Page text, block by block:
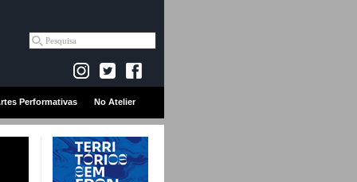
Performativas No Atelier